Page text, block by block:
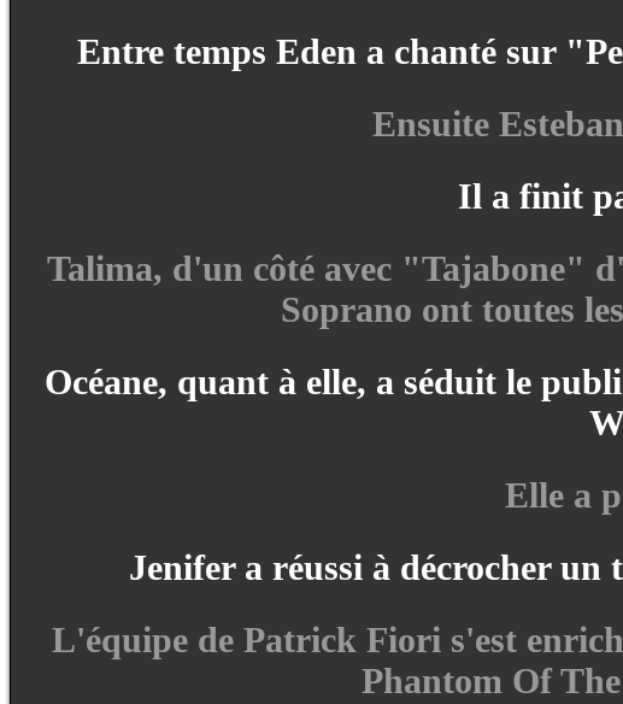
Entre temps Eden a chanté sur
Ensuite
Il a finit
Talima, d'un côté avec "Tajabone"
Soprano ont toutes
Océane, quant à elle, a séduit le
Elle a
Jenifer a réussi à décrocher
L'équipe de Patrick Fiori s'est
Phantom Of